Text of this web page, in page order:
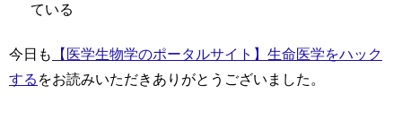
ている
今日も
【医学生物学のポータルサイト】生命医学をハック
する をお読みいただきありがとうございました。